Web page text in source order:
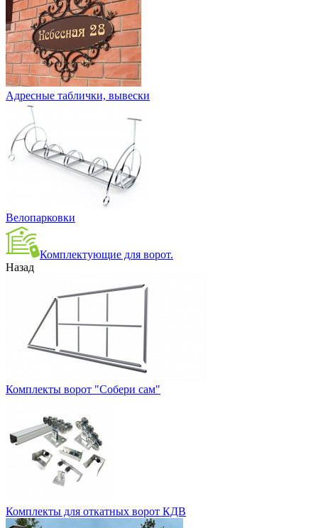
Адресные таблички, вывески
Велопарковки
Комплектующие для ворот.
Назад
Комплекты ворот "Собери сам"
Комплекты для откатных ворот КДВ